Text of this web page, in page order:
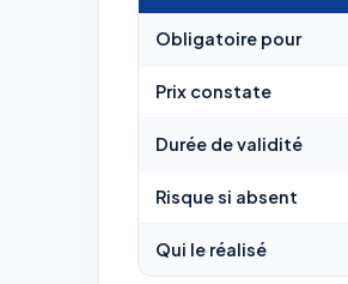
Obligatoire pour
Prix constate
Durée de validité
Risque si absent
Qui le réalisé